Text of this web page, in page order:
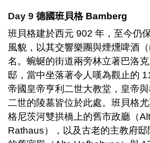
Day 9 德國班貝格 Bamberg
班貝格建於西元 902 年，至今仍
風貌，以其交響樂團與煙燻啤酒（
名。蜿蜒的街道兩旁林立著巴洛
邸，當中坐落著令人嘆為觀止的
帝國皇帝亨利二世大教堂，皇帝
二世的陵墓皆位於此處。班貝格
格尼茨河雙拱橋上的舊市政廳（
Rathaus），以及古老的主教府邸